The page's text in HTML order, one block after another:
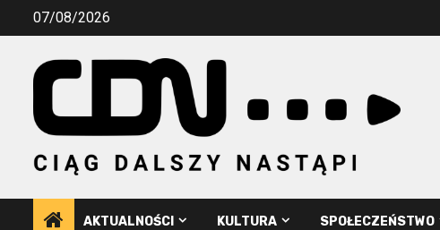
Przejdź07/08/2026
AKTUALNOŚCI KULTURA SPOŁECZEŃSTWO